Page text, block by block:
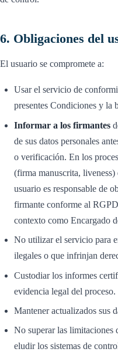
6. Obligaciones del
El usuario se compromete a:
Usar el servicio de
presentes Condiciones y la
Informar a los firmantes
de sus datos personales
o verificación. En los
(firma manuscrita,
usuario es responsable de
firmante conforme al
contexto como Encargado
No utilizar el servicio para
ilegales o que infrinjan
Custodiar los informes
evidencia legal del proceso.
Mantener actualizados sus
No superar las limitaciones
eludir los sistemas de